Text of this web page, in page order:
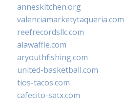
anneskitchen.org
valenciamarketytaqueria.com
reefrecordsllc.com
alawaffle.com
aryouthfishing.com
united-basketball.com
tios-tacos.com
cafecito-satx.com